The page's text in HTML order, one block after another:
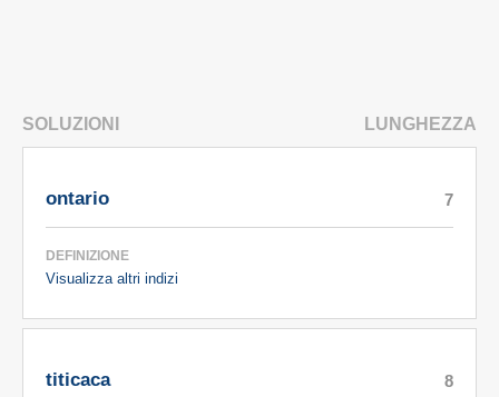
SOLUZIONI LUNGHEZZA
ontario
DEFINIZIONE
Visualizza altri indizi
7
titicaca 8